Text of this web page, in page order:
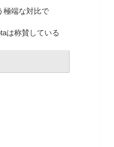
極端な対比で
は称賛している